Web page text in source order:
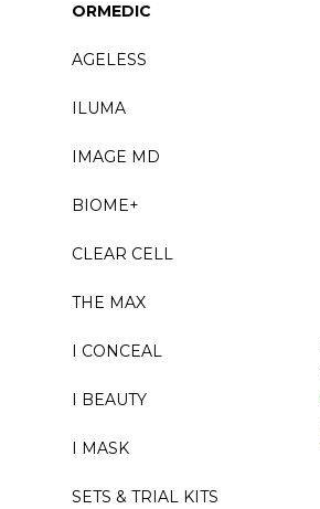
ORMEDIC
AGELESS
ILUMA
IMAGE MD
BIOME+
CLEAR CELL
THE MAX
I CONCEAL
I BEAUTY
I MASK
SETS & TRIAL KITS